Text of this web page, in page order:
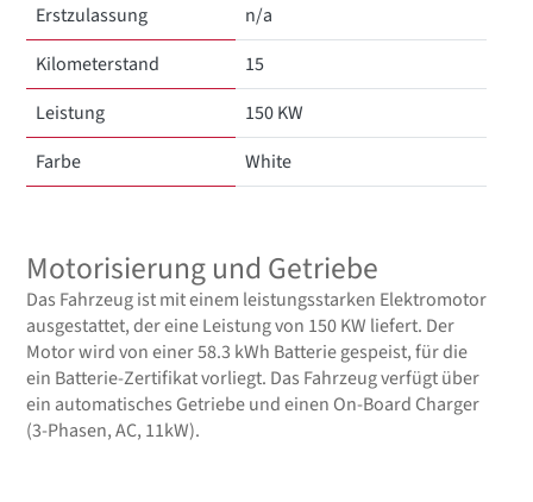
Erstzulassung
n/a
Kilometerstand
15
Leistung
150 KW
Farbe
White
Motorisierung und Getriebe
Das Fahrzeug ist mit einem leistungsstarken Elektromotor
ausgestattet, der eine Leistung von 150 KW liefert. Der
Motor wird von einer 58.3 kWh Batterie gespeist, für die
ein Batterie-Zertifikat vorliegt. Das Fahrzeug verfügt über
ein automatisches Getriebe und einen On-Board Charger
(3-Phasen, AC, 11kW).